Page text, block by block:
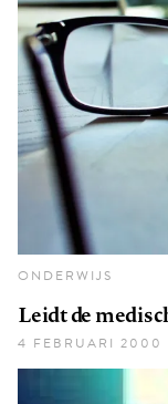
ONDERWIJS
Leidt de
4 FEBRUARI 2000